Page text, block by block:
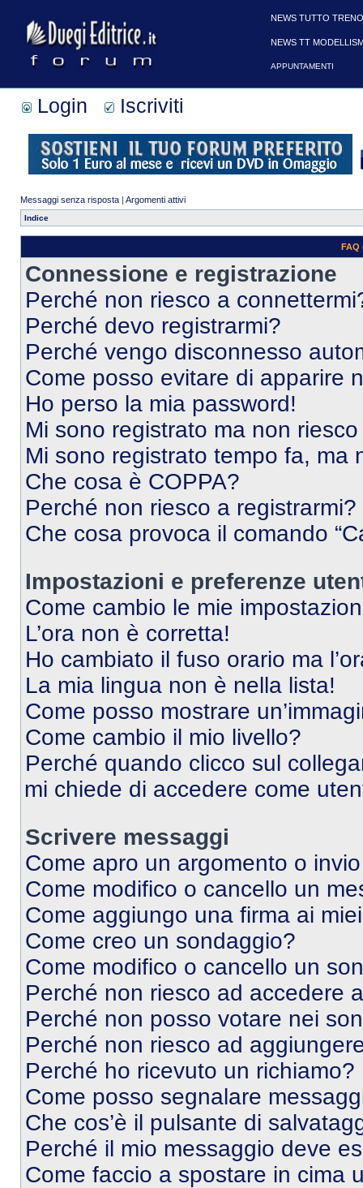
Login Iscriviti
Messaggi senza risposta | Argomenti attivi
Indice
FAQ
Connessione e registrazione
Perché non riesco a
Perché devo registrarmi?
Perché vengo disconnesso
Come posso evitare di apparire
Ho perso la mia password!
Mi sono registrato ma non
Mi sono registrato tempo fa, ma
Che cosa è COPPA?
Perché non riesco a registrarmi?
Che cosa provoca il comando
Impostazioni e preferenze
Come cambio le mie
L’ora non è corretta!
Ho cambiato il fuso orario ma
La mia lingua non è nella lista!
Come posso mostrare
Come cambio il mio livello?
Perché quando clicco sul
mi chiede di accedere come
Scrivere messaggi
Come apro un argomento o
Come modifico o cancello un
Come aggiungo una firma ai
Come creo un sondaggio?
Come modifico o cancello un
Perché non riesco ad accedere
Perché non posso votare nei
Perché non riesco ad
Perché ho ricevuto un richiamo?
Come posso segnalare
Che cos’è il pulsante di
Perché il mio messaggio deve
Come faccio a spostare in cima
NEWS TUTTO
NEWS TT
APPUNTAMENTI